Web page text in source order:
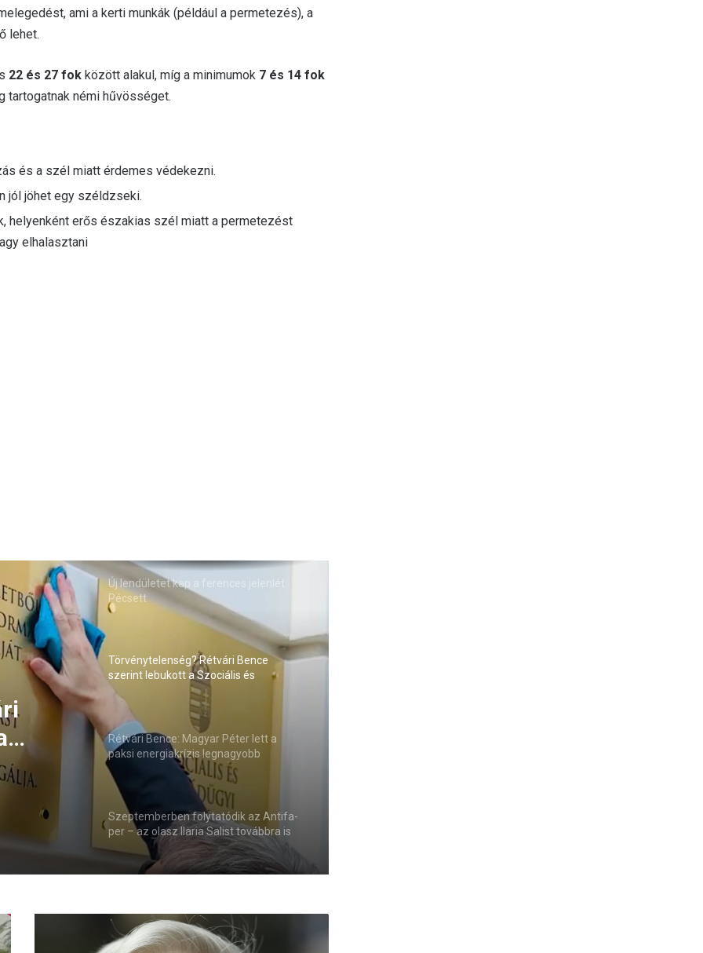
ami a kerti munkák (például a permetezés), a
lehet.
22 és 27 fok között alakul, míg a minimumok 7 és 14 fok
tartogatnak némi hűvösséget.
és a szél miatt érdemes védekezni.
jól jöhet egy széldzseki.
helyenként erős északias szél miatt a permetezést
elhalasztani
Új lendületet kap a ferences jelenlét
Pécsett
Törvénytelenség? Rétvári Bence
szerint lebukott a Szociális és
Családügyi Minisztérium
Rétvári Bence: Magyar Péter lett a
paksi energiakrízis legnagyobb
rémhírterjesztője (VIDEÓ)
Szeptemberben folytatódik az Antifa-
per – az olasz Ilaria Salist továbbra is
mentelmi jog védi